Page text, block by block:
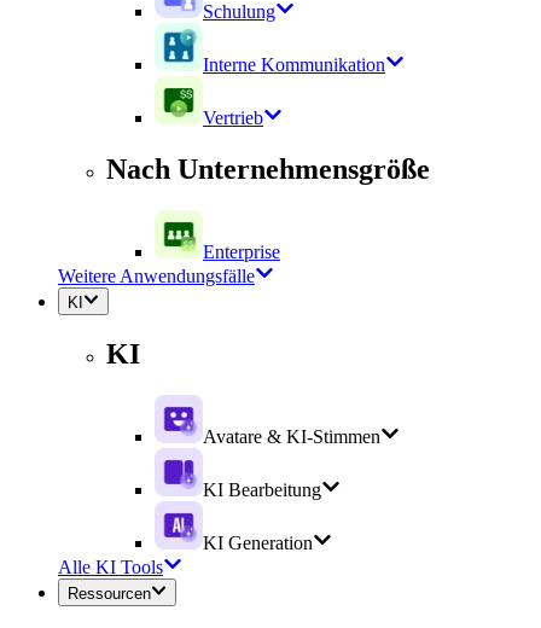
Schulung
Interne Kommunikation
Vertrieb
Nach Unternehmensgröße
Enterprise
Weitere Anwendungsfälle
KI
KI
Avatare & KI-Stimmen
KI Bearbeitung
KI Generation
Alle KI Tools
Ressourcen